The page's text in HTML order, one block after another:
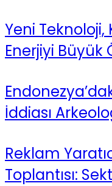
Yeni
Enerjiyi Büyük
İddiası
Reklam
Toplantısı: